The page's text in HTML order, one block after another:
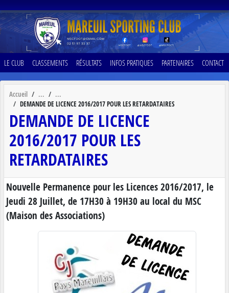
LE CLUB CLASSEMENTS RÉSULTATS INFOS PRATIQUES PARTENAIRES CONTACT
Accueil
DEMANDE DE LICENCE 2016/2017 POUR LES RETARDATAIRES
DEMANDE DE LICENCE
2016/2017 POUR LES
RETARDATAIRES
Nouvelle Permanence pour les Licences 2016/2017, le
Jeudi 28 Juillet, de 17H30 à 19H30 au local du MSC
(Maison des Associations)